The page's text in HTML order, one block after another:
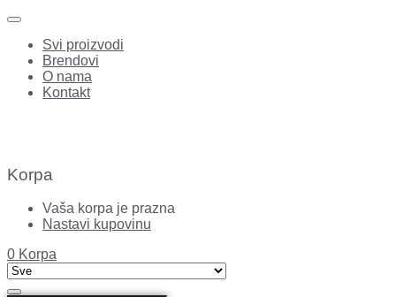
Svi proizvodi
Brendovi
O nama
Kontakt
Korpa
Vaša korpa je prazna
Nastavi kupovinu
0 Korpa